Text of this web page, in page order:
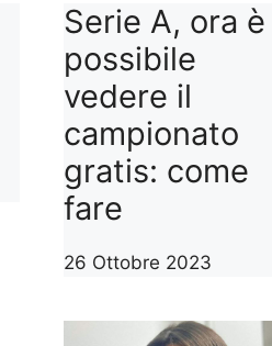
Serie A, ora è
possibile
vedere il
campionato
gratis: come
fare
26 Ottobre 2023